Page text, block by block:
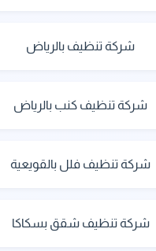
شركة تنظيف بالرياض
شركة تنظيف كنب بالرياض
شركة تنظيف فلل بالقويعية
شركة تنظيف شقق بسكاكا